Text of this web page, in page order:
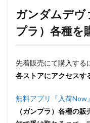
ガンダムデヴ
プラ）各種を
先着販売にて購入する
各ストアにアクセスす
無料アプリ『入荷Now』
（ガンプラ）各種の